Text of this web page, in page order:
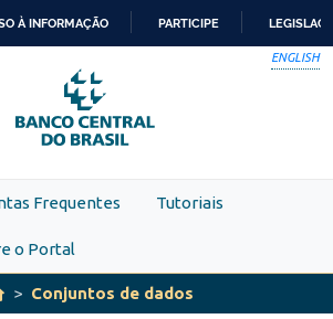
PARA
O
CONTEÚDO
À INFORMAÇÃO PARTICIPE
ENGLISH
Frequentes Tutoriais
o Portal
Conjuntos de dados